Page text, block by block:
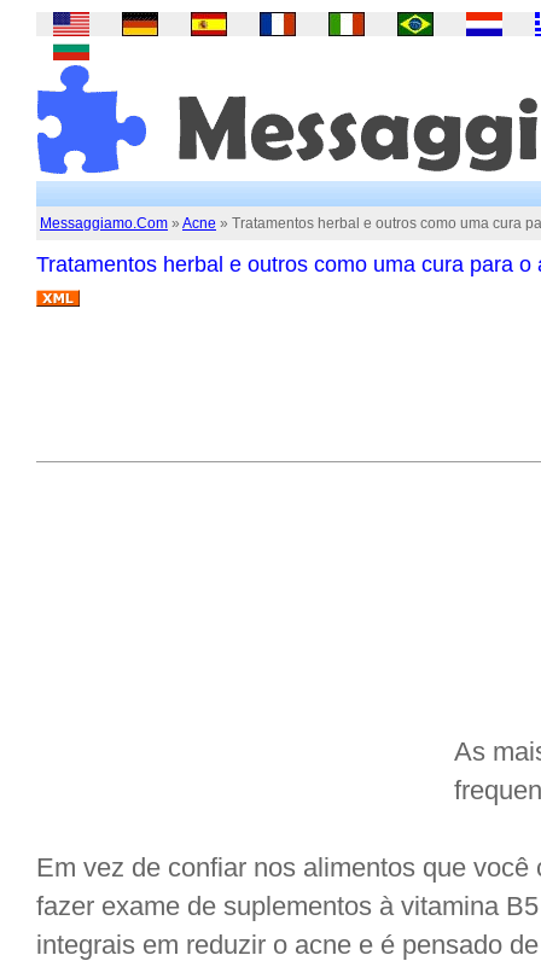
Messaggiamo.Com » Acne » Tratamentos herbal e outros como uma cura
Tratamentos herbal e outros como uma cura para o
As
Em vez de confiar nos alimentos que
fazer exame de suplementos à vitamina
integrais em reduzir o acne e é pensado